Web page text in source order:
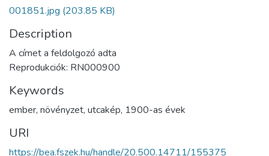
001851.jpg (203.85 KB)
Description
A címet a feldolgozó adta
Reprodukciók: RN000900
Keywords
ember, növényzet, utcakép, 1900-as évek
URI
https://bea.fszek.hu/handle/20.500.14711/155375